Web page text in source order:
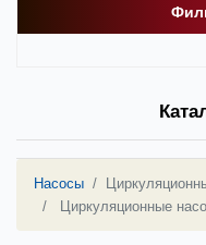
Насосы
Циркуляционные